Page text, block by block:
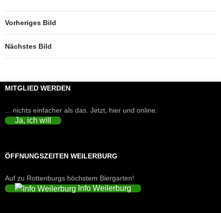
Vorheriges Bild
Nächstes Bild
MITGLIED WERDEN
... nichts einfacher als das. Jetzt, hier und online.
Ja, ich will
ÖFFNUNGSZEITEN WEILERBURG
Auf zu Rottenburgs höchstem Biergarten!
Info Weilerburg